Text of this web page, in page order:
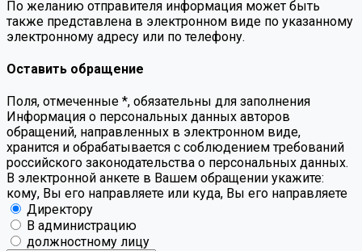
По желанию отправителя информация может быть
также представлена в электронном виде по указанному
электронному адресу или по телефону.
Оставить обращение
Поля, отмеченные *, обязательны для заполнения
Информация о персональных данных авторов
обращений, направленных в электронном виде,
хранится и обрабатывается с соблюдением требований
российского законодательства о персональных данных.
В электронной анкете в Вашем обращении укажите:
кому, Вы его направляете или куда, Вы его направляете
Директору
В администрацию
должностному лицу